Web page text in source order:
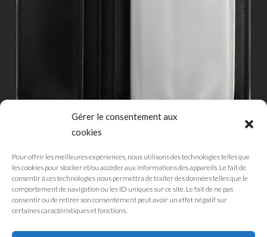
Gérer le consentement aux
cookies
Pour offrir les meilleures expériences, nous utilisons des technologies telles que
les cookies pour stocker et/ou accéder aux informations des appareils. Le fait de
consentir à ces technologies nous permettra de traiter des données telles que le
comportement de navigation ou les ID uniques sur ce site. Le fait de ne pas
consentir ou de retirer son consentement peut avoir un effet négatif sur
certaines caractéristiques et fonctions.
CGU
MENTIONS LÉGALES